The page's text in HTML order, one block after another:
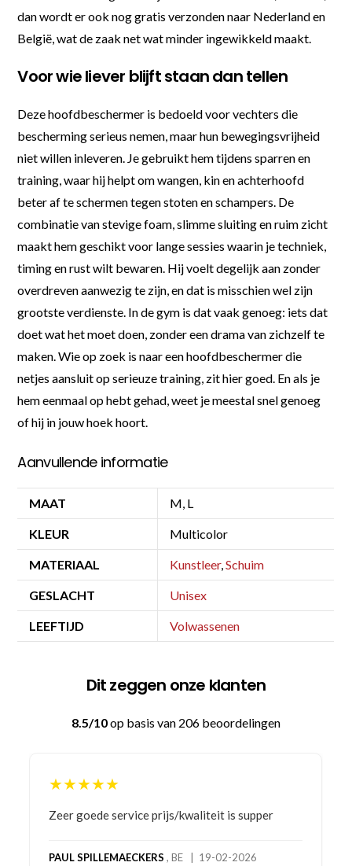
dan wordt er ook nog gratis verzonden naar Nederland en
België, wat de zaak net wat minder ingewikkeld maakt.
Voor wie liever blijft staan dan tellen
Deze hoofdbeschermer is bedoeld voor vechters die
bescherming serieus nemen, maar hun bewegingsvrijheid
niet willen inleveren. Je gebruikt hem tijdens sparren en
training, waar hij helpt om wangen, kin en achterhoofd
beter af te schermen tegen stoten en schampers. De
combinatie van stevige foam, slimme sluiting en ruim zicht
maakt hem geschikt voor lange sessies waarin je techniek,
timing en rust wilt bewaren. Hij voelt degelijk aan zonder
overdreven aanwezig te zijn, en dat is misschien wel zijn
grootste verdienste. In de gym is dat vaak genoeg: iets dat
doet wat het moet doen, zonder een drama van zichzelf te
maken. Wie op zoek is naar een hoofdbeschermer die
netjes aansluit op serieuze training, zit hier goed. En als je
hem eenmaal op hebt gehad, weet je meestal snel genoeg
of hij in jouw hoek hoort.
Aanvullende informatie
MAAT M, L
KLEUR Multicolor
MATERIAAL Kunstleer,Schuim
GESLACHT Unisex
LEEFTIJD Volwassenen
Dit zeggen onze klanten
8.5/10op basis van 206 beoordelingen
★★★★★
Bestelling gedaan vanwege goede prijzen en
bestelling al ontvangen met gifts, waardoor je